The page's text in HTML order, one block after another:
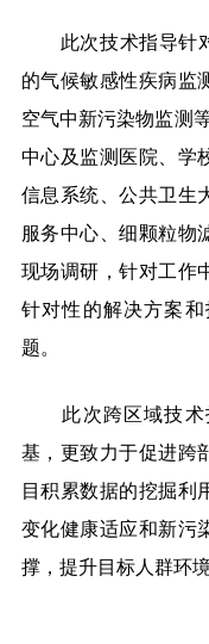
此次技术指导针
的气候敏感性疾病监
空气中新污染物监测
中心及监测医院、学
信息系统、公共卫生
服务中心、细颗粒物
现场调研，针对工作
针对性的解决方案
题。
此次跨区域技
基，更致力于促进跨
目积累数据的挖掘利
变化健康适应和新污
撑，提升目标人群环